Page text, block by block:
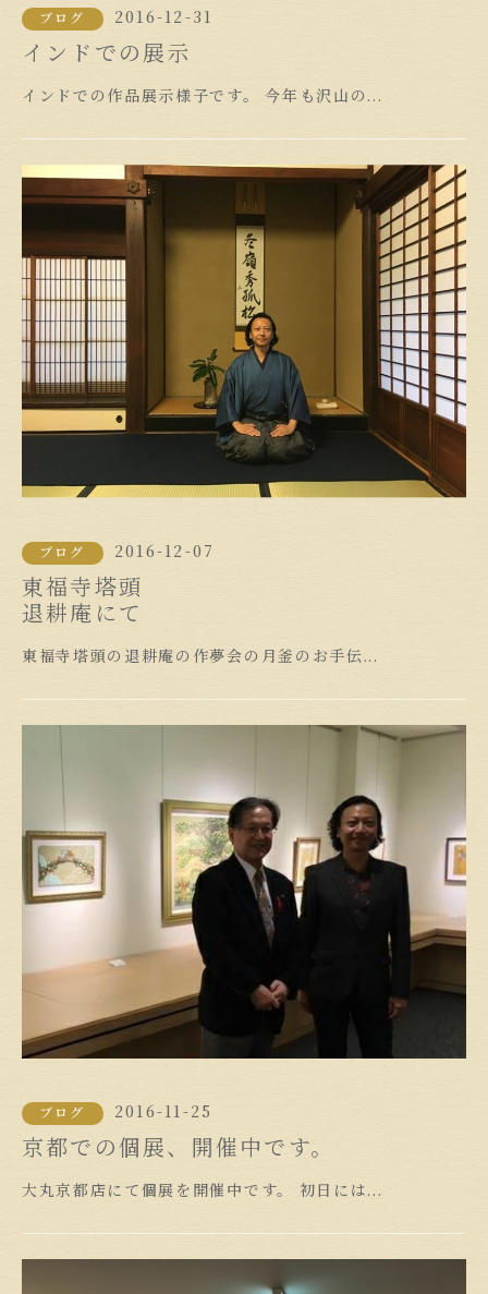
ブログ 2016-12-31
インドでの展示
インドでの作品展示様子です。 今年も沢山の...
ブログ 2016-12-07
東福寺塔頭
退耕庵にて
東福寺塔頭の退耕庵の作夢会の月釜のお手伝...
ブログ 2016-11-25
京都での個展、開催中です。
大丸京都店にて個展を開催中です。 初日には...